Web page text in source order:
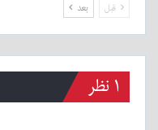
قبل بعد
۱ نظر